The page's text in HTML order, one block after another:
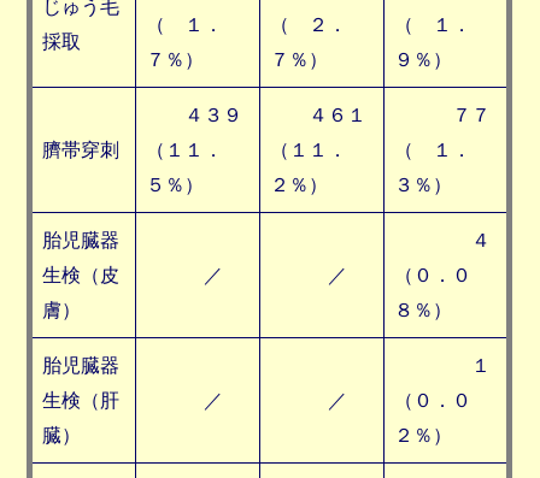
じゅう毛
採取
（ １．
７％）
（ ２．
７％）
（ １．
９％）
臍帯穿刺
４３９
（１１．
５％）
４６１
（１１．
２％）
７７
（ １．
３％）
胎児臓器
生検（皮
膚）
／ ／
４
（０．０
８％）
胎児臓器
生検（肝
臓）
／ ／
１
（０．０
２％）